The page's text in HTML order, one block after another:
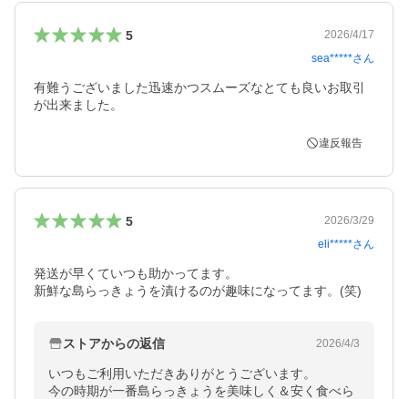
5
2026/4/17
sea*****さん
有難うございました迅速かつスムーズなとても良いお取引
が出来ました。
違反報告
5
2026/3/29
eli*****さん
発送が早くていつも助かってます。
新鮮な島らっきょうを漬けるのが趣味になってます。(笑)
ストアからの返信 2026/4/3
いつもご利用いただきありがとうございます。
今の時期が一番島らっきょうを美味しく＆安く食べら